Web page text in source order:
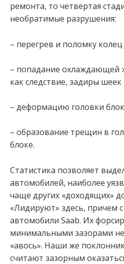
ремонта, то четвертая
необратимые разрушения:
– перегрев и поломку
– попадание охлаждающей
как следствие, задиры шеек
– деформацию головки
– образование трещин в
блоке.
Статистика позволяет
автомобилей, наиболее
чаще других «доходящих»
«Лидируют» здесь, причем
автомобили Saab. Их
минимальными зазорами
«авось». Наши же
считают зазорным